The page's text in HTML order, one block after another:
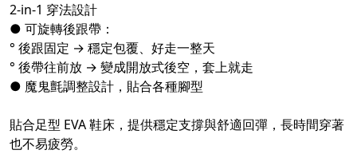
2-in-1 穿法設計
● 可旋轉後跟帶：
° 後跟固定 → 穩定包覆、好走一整天
° 後帶往前放 → 變成開放式後空，套上就走
● 魔鬼氈調整設計，貼合各種腳型
貼合足型 EVA 鞋床，提供穩定支撐與舒適回彈，長時間穿著
也不易疲勞。